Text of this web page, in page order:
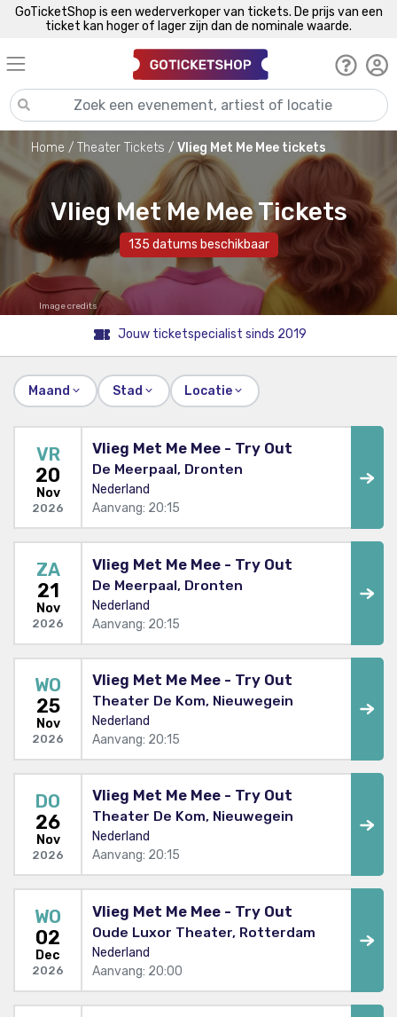
GoTicketShop is een wederverkoper van tickets. De prijs van een
ticket kan hoger of lager zijn dan de nominale waarde.
Home Theater Tickets Vlieg Met Me Mee tickets
Vlieg Met Me Mee Tickets
135 datums beschikbaar
Image credits
Jouw ticketspecialist sinds 2019
Maand Stad Locatie
VR
20
Nov
2026
Vlieg Met Me Mee - Try Out
De Meerpaal, Dronten
Nederland
Aanvang: 20:15
ZA
21
Nov
2026
Vlieg Met Me Mee - Try Out
De Meerpaal, Dronten
Nederland
Aanvang: 20:15
WO
25
Nov
2026
Vlieg Met Me Mee - Try Out
Theater De Kom, Nieuwegein
Nederland
Aanvang: 20:15
DO
26
Nov
2026
Vlieg Met Me Mee - Try Out
Theater De Kom, Nieuwegein
Nederland
Aanvang: 20:15
WO
02
Dec
2026
Vlieg Met Me Mee - Try Out
Oude Luxor Theater, Rotterdam
Nederland
Aanvang: 20:00